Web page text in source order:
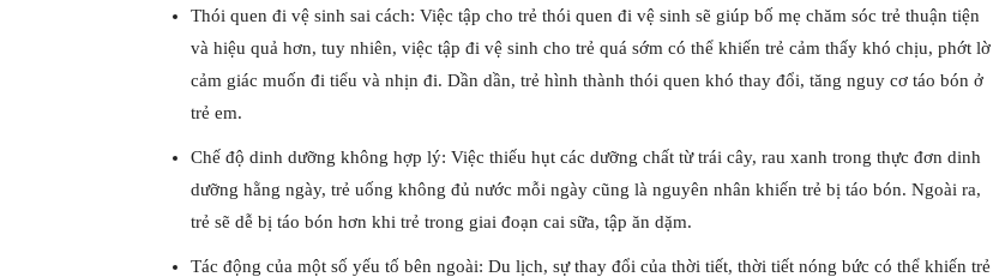
Thói quen đi vệ sinh sai cách: Việc tập cho trẻ thói quen đi vệ sinh sẽ giúp bố mẹ chăm sóc trẻ thuận tiện
và hiệu quả hơn, tuy nhiên, việc tập đi vệ sinh cho trẻ quá sớm có thể khiến trẻ cảm thấy khó chịu, phớt lờ
cảm giác muốn đi tiểu và nhịn đi. Dần dần, trẻ hình thành thói quen khó thay đổi, tăng nguy cơ táo bón ở
trẻ em.
Chế độ dinh dưỡng không hợp lý: Việc thiếu hụt các dưỡng chất từ trái cây, rau xanh trong thực đơn dinh
dưỡng hằng ngày, trẻ uống không đủ nước mỗi ngày cũng là nguyên nhân khiến trẻ bị táo bón. Ngoài ra,
trẻ sẽ dễ bị táo bón hơn khi trẻ trong giai đoạn cai sữa, tập ăn dặm.
Tác động của một số yếu tố bên ngoài: Du lịch, sự thay đổi của thời tiết, thời tiết nóng bức có thể khiến trẻ